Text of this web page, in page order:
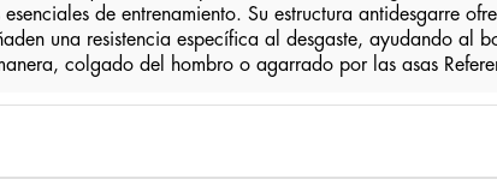
de entrenamiento. Su estructura antidesgarre
una resistencia específica al desgaste, ayudando al
colgado del hombro o agarrado por las asas